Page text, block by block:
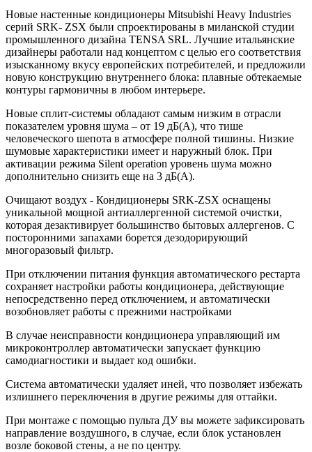
Новые настенные кондиционеры Mitsubishi Heavy Industries
серий SRK- ZSX были спроектированы в миланской студии
промышленного дизайна TENSA SRL. Лучшие итальянские
дизайнеры работали над концептом с целью его соответствия
изысканному вкусу европейских потребителей, и предложили
новую конструкцию внутреннего блока: плавные обтекаемые
контуры гармоничны в любом интерьере.
Новые сплит-системы обладают самым низким в отрасли
показателем уровня шума – от 19 дБ(А), что тише
человеческого шепота в атмосфере полной тишины. Низкие
шумовые характеристики имеет и наружный блок. При
активации режима Silent operation уровень шума можно
дополнительно снизить еще на 3 дБ(А).
Очищают воздух - Кондиционеры SRK-ZSX оснащены
уникальной мощной антиаллергенной системой очистки,
которая дезактивирует большинство бытовых аллергенов. С
посторонними запахами борется дезодорирующий
многоразовый фильтр.
При отключении питания функция автоматического рестарта
сохраняет настройки работы кондиционера, действующие
непосредственно перед отключением, и автоматически
возобновляет работы с прежними настройками
В случае неисправности кондиционера управляющий им
микроконтроллер автоматически запускает функцию
самодиагностики и выдает код ошибки.
Система автоматически удаляет иней, что позволяет избежать
излишнего переключения в другие режимы для оттайки.
При монтаже с помощью пульта ДУ вы можете зафиксировать
направление воздушного, в случае, если блок установлен
возле боковой стены, а не по центру.